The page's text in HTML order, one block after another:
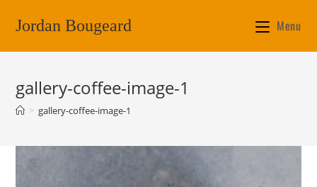
Jordan Bougeard Menu
gallery-coffee-image-1
> gallery-coffee-image-1